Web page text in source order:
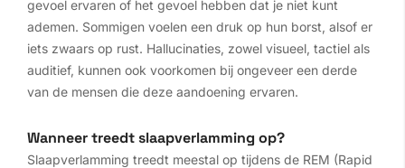
gevoel ervaren of het gevoel hebben dat je niet kunt
ademen. Sommigen voelen een druk op hun borst, alsof er
iets zwaars op rust. Hallucinaties, zowel visueel, tactiel als
auditief, kunnen ook voorkomen bij ongeveer een derde
van de mensen die deze aandoening ervaren.
Wanneer treedt slaapverlamming op?
Slaapverlamming treedt meestal op tijdens de REM (Rapid